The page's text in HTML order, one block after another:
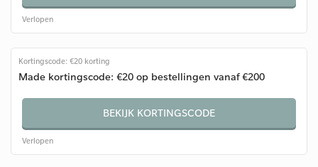
Verlopen
Kortingscode: €20 korting
Made kortingscode: €20 op bestellingen vanaf €200
BEKIJK KORTINGSCODE
Verlopen